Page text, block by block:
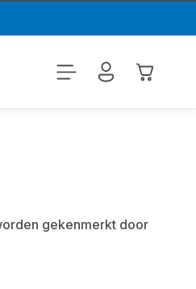
gekenmerkt door